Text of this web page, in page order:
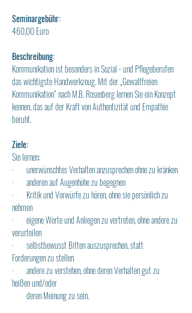
Seminargebühr:
460,00 Euro
Beschreibung:
Kommunikation ist besonders in Sozial - und Pflegeberufen
das wichtigste Handwerkzeug. Mit der „Gewaltfreien
Kommunikation“ nach M.B. Rosenberg lernen Sie ein Konzept
kennen, das auf der Kraft von Authentizität und Empathie
beruht.
Ziele:
Sie lernen:
·       unerwünschtes Verhalten anzusprechen ohne zu kränken
·       anderen auf Augenhöhe zu begegnen
·       Kritik und Vorwürfe zu hören, ohne sie persönlich zu
nehmen
·       eigene Werte und Anliegen zu vertreten, ohne andere zu
verurteilen
·       selbstbewusst Bitten auszusprechen, statt
Forderungen zu stellen
·       andere zu verstehen, ohne deren Verhalten gut zu
heißen und/oder
deren Meinung zu sein.